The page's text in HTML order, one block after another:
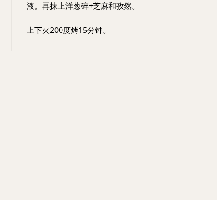
液。再抹上洋葱碎+芝麻和孜然。
上下火200度烤15分钟。